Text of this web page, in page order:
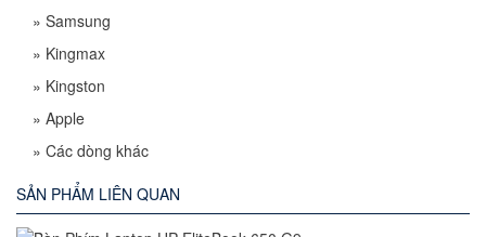
» Samsung
» Kingmax
» Kingston
» Apple
» Các dòng khác
SẢN PHẨM LIÊN QUAN